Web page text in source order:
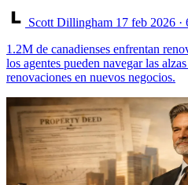
Scott Dillingham 17 feb 2026 ·
1.2M de canadienses enfrentan
los agentes pueden navegar las
renovaciones en nuevos negocios.